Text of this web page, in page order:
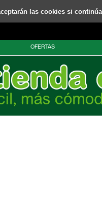
las cookies si
OFERTAS